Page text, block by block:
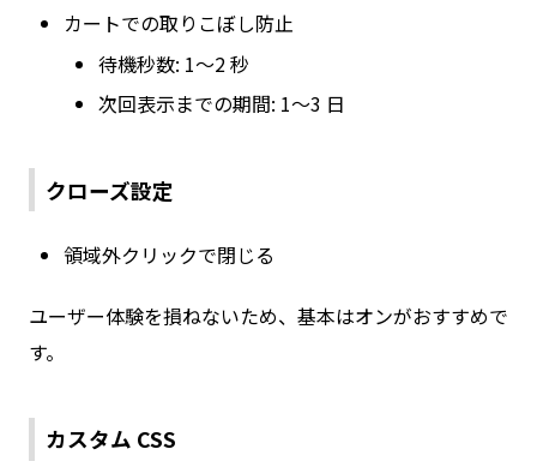
カートでの取りこぼし防止
待機秒数: 1〜2 秒
次回表示までの期間: 1〜3 日
クローズ設定
領域外クリックで閉じる
ユーザー体験を損ねないため、基本はオンがおすすめで
す。
カスタム CSS